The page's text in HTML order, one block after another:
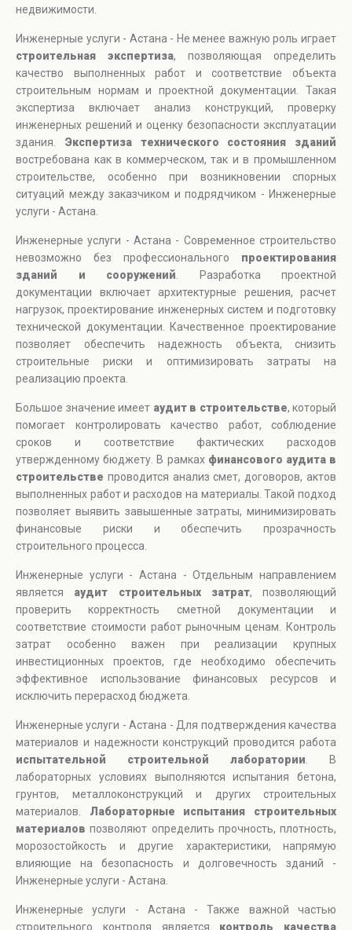
недвижимости.
Инженерные услуги - Астана - Не менее важную роль играет
строительная экспертиза, позволяющая определить
качество выполненных работ и соответствие объекта
строительным нормам и проектной документации. Такая
экспертиза включает анализ конструкций, проверку
инженерных решений и оценку безопасности эксплуатации
здания. Экспертиза технического состояния зданий
востребована как в коммерческом, так и в промышленном
строительстве, особенно при возникновении спорных
ситуаций между заказчиком и подрядчиком - Инженерные
услуги - Астана.
Инженерные услуги - Астана - Современное строительство
невозможно без профессионального проектирования
зданий и сооружений . Разработка проектной
документации включает архитектурные решения, расчет
нагрузок, проектирование инженерных систем и подготовку
технической документации. Качественное проектирование
позволяет обеспечить надежность объекта, снизить
строительные риски и оптимизировать затраты на
реализацию проекта.
Большое значение имеет аудит в строительстве, который
помогает контролировать качество работ, соблюдение
сроков и соответствие фактических расходов
утвержденному бюджету. В рамках финансового аудита в
строительстве проводится анализ смет, договоров, актов
выполненных работ и расходов на материалы. Такой подход
позволяет выявить завышенные затраты, минимизировать
финансовые риски и обеспечить прозрачность
строительного процесса.
Инженерные услуги - Астана - Отдельным направлением
является аудит строительных затрат, позволяющий
проверить корректность сметной документации и
соответствие стоимости работ рыночным ценам. Контроль
затрат особенно важен при реализации крупных
инвестиционных проектов, где необходимо обеспечить
эффективное использование финансовых ресурсов и
исключить перерасход бюджета.
Инженерные услуги - Астана - Для подтверждения качества
материалов и надежности конструкций проводится работа
испытательной строительной лаборатории . В
лабораторных условиях выполняются испытания бетона,
грунтов, металлоконструкций и других строительных
материалов. Лабораторные испытания строительных
материалов позволяют определить прочность, плотность,
морозостойкость и другие характеристики, напрямую
влияющие на безопасность и долговечность зданий -
Инженерные услуги - Астана.
Инженерные услуги - Астана - Также важной частью
строительного контроля является контроль качества